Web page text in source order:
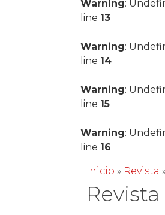
Warning:
line 13
Warning:
line 14
Warning:
line 15
Warning:
line 16
Inicio » Revista